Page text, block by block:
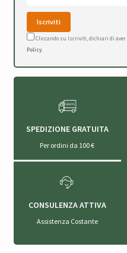
Cliccando su Iscriviti, dichiari di
Policy.
SPEDIZIONE GRATUITA
Per ordini da 100 €
CONSULENZA ATTIVA
Assistenza Costante